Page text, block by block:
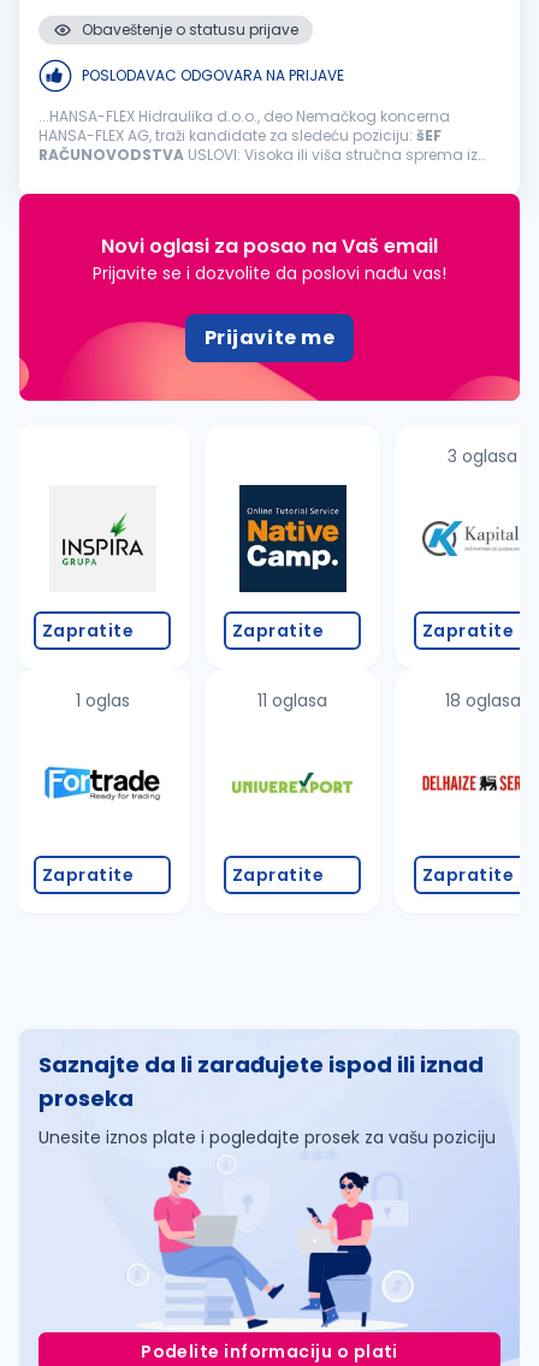
Obaveštenje o statusu prijave
POSLODAVAC ODGOVARA NA PRIJAVE
...HANSA-FLEX Hidraulika d.o.o., deo Nemačkog koncerna
HANSA-FLEX AG, traži kandidate za sledeću poziciju: šEF
RAČUNOVODSTVA USLOVI: Visoka ili viša stručna sprema iz
rukovodećim pozicijama...
Novi oglasi za posao na Vaš email
Prijavite se i dozvolite da poslovi nađu vas!
Prijavite me
Zapratite
1 oglas
Zapratite
Zapratite
11 oglasa
Zapratite
3 oglasa
Zapratite
18 oglasa
Zapratite
Saznajte da li zarađujete ispod ili iznad
proseka
Unesite iznos plate i pogledajte prosek za vašu poziciju
Podelite informaciju o plati